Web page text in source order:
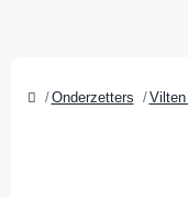
Onderzetters